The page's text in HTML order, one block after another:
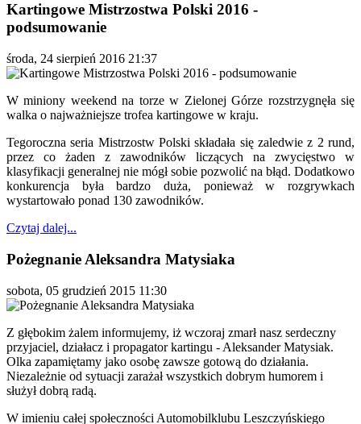
Kartingowe Mistrzostwa Polski 2016 -
podsumowanie
środa, 24 sierpień 2016 21:37
W miniony weekend na torze w Zielonej Górze rozstrzygnęła się
walka o najważniejsze trofea kartingowe w kraju.
Tegoroczna seria Mistrzostw Polski składała się zaledwie z 2 rund,
przez co żaden z zawodników liczących na zwycięstwo w
klasyfikacji generalnej nie mógł sobie pozwolić na błąd. Dodatkowo
konkurencja była bardzo duża, ponieważ w rozgrywkach
wystartowało ponad 130 zawodników.
Czytaj dalej...
Pożegnanie Aleksandra Matysiaka
sobota, 05 grudzień 2015 11:30
Z głębokim żalem informujemy, iż wczoraj zmarł nasz serdeczny
przyjaciel, działacz i propagator kartingu - Aleksander Matysiak.
Olka zapamiętamy jako osobę zawsze gotową do działania.
Niezależnie od sytuacji zarażał wszystkich dobrym humorem i
służył dobrą radą.
W imieniu całej społeczności Automobilklubu Leszczyńskiego